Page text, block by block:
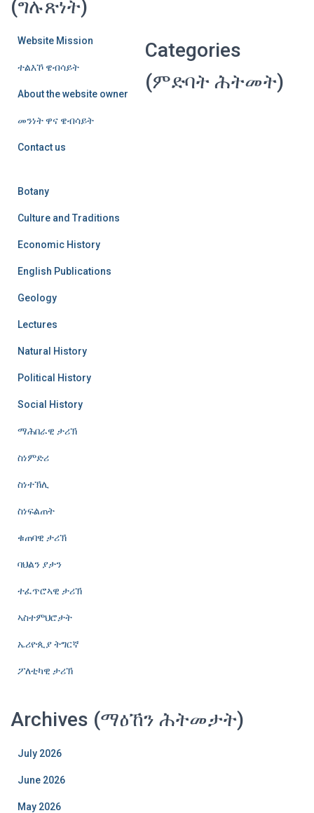
(ግሉጽነት)
Website Mission
ተልእኾ ዌብሳይት
About the website owner
መንነት ዋና ዌብሳይት
Contact us
Categories
(ምድባት ሕትመት)
Botany
Culture and Traditions
Economic History
English Publications
Geology
Lectures
Natural History
Political History
Social History
ማሕበራዊ ታሪኽ
ስነምድሪ
ስነተኽሊ
ስነፍልጠት
ቁጠባዊ ታሪኽ
ባህልን ያታን
ተፈጥሮኣዊ ታሪኽ
ኣስተምህሮታት
ኤሪዮጲያ ትግርኛ
ፖለቲካዊ ታሪኽ
Archives (ማዕኸን ሕትመታት)
July 2026
June 2026
May 2026